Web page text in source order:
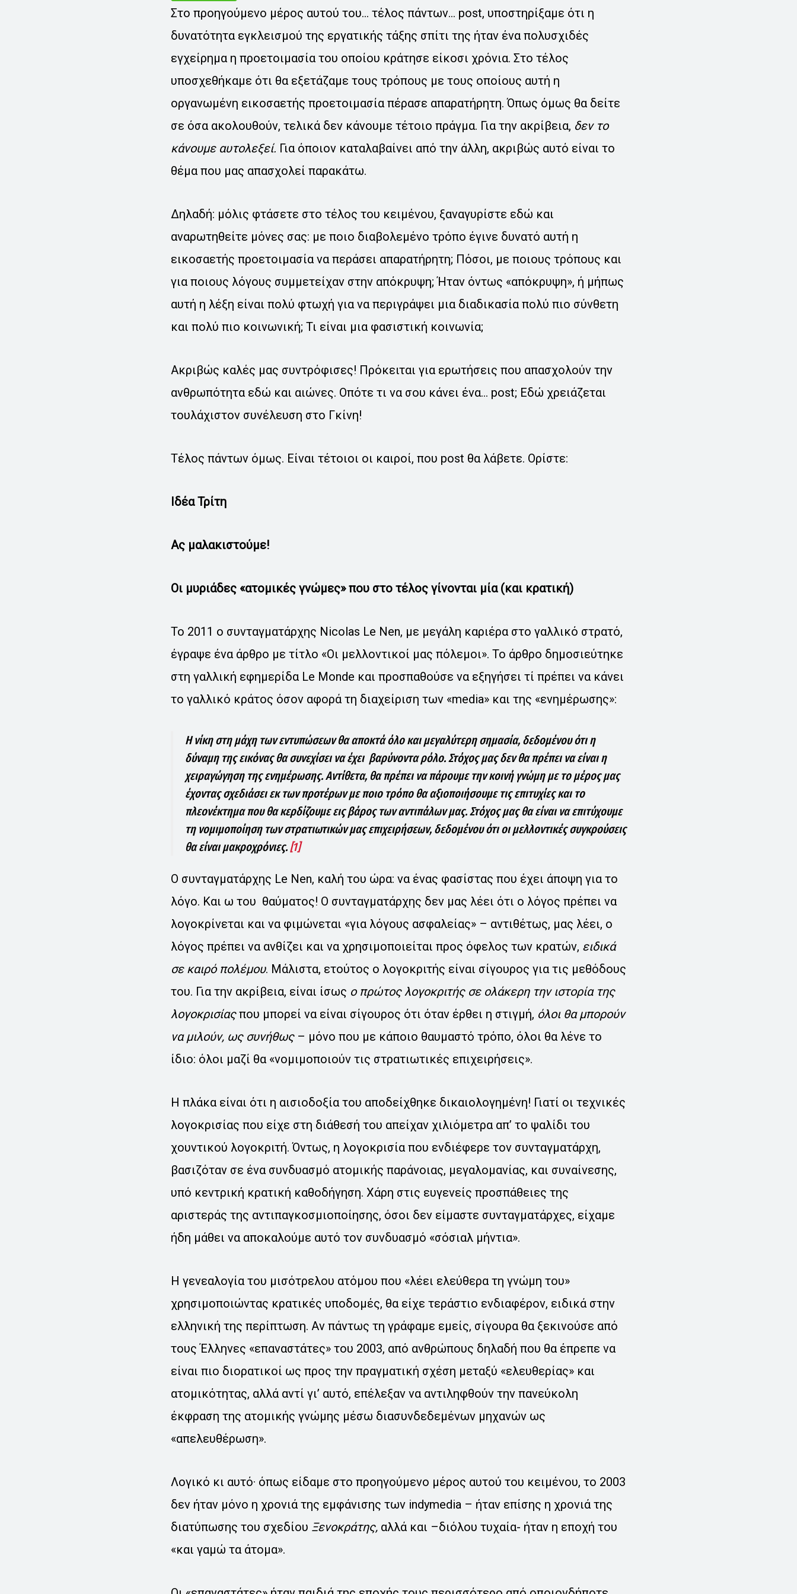
Στο προηγούμενο μέρος αυτού του… τέλος πάντων… post, υποστηρίξαμε ότι η
δυνατότητα εγκλεισμού της εργατικής τάξης σπίτι της ήταν ένα πολυσχιδές
εγχείρημα η προετοιμασία του οποίου κράτησε είκοσι χρόνια. Στο τέλος
υποσχεθήκαμε ότι θα εξετάζαμε τους τρόπους με τους οποίους αυτή η
οργανωμένη εικοσαετής προετοιμασία πέρασε απαρατήρητη. Όπως όμως θα δείτε
σε όσα ακολουθούν, τελικά δεν κάνουμε τέτοιο πράγμα. Για την ακρίβεια, δεν το
κάνουμε αυτολεξεί. Για όποιον καταλαβαίνει από την άλλη, ακριβώς αυτό είναι το
θέμα που μας απασχολεί παρακάτω.
Δηλαδή: μόλις φτάσετε στο τέλος του κειμένου, ξαναγυρίστε εδώ και
αναρωτηθείτε μόνες σας: με ποιο διαβολεμένο τρόπο έγινε δυνατό αυτή η
εικοσαετής προετοιμασία να περάσει απαρατήρητη; Πόσοι, με ποιους τρόπους και
για ποιους λόγους συμμετείχαν στην απόκρυψη; Ήταν όντως «απόκρυψη», ή μήπως
αυτή η λέξη είναι πολύ φτωχή για να περιγράψει μια διαδικασία πολύ πιο σύνθετη
και πολύ πιο κοινωνική; Τι είναι μια φασιστική κοινωνία;
Ακριβώς καλές μας συντρόφισες! Πρόκειται για ερωτήσεις που απασχολούν την
ανθρωπότητα εδώ και αιώνες. Οπότε τι να σου κάνει ένα… post; Εδώ χρειάζεται
τουλάχιστον συνέλευση στο Γκίνη!
Τέλος πάντων όμως. Είναι τέτοιοι οι καιροί, που post θα λάβετε. Ορίστε:
Ιδέα Τρίτη
Ας μαλακιστούμε!
Οι μυριάδες «ατομικές γνώμες» που στο τέλος γίνονται μία (και κρατική)
Το 2011 ο συνταγματάρχης Nicolas Le Nen, με μεγάλη καριέρα στο γαλλικό στρατό,
έγραψε ένα άρθρο με τίτλο «Οι μελλοντικοί μας πόλεμοι». Το άρθρο δημοσιεύτηκε
στη γαλλική εφημερίδα Le Monde και προσπαθούσε να εξηγήσει τί πρέπει να κάνει
το γαλλικό κράτος όσον αφορά τη διαχείριση των «media» και της «ενημέρωσης»:
Η νίκη στη μάχη των εντυπώσεων θα αποκτά όλο και μεγαλύτερη σημασία, δεδομένου ότι η
δύναμη της εικόνας θα συνεχίσει να έχει βαρύνοντα ρόλο. Στόχος μας δεν θα πρέπει να είναι η
χειραγώγηση της ενημέρωσης. Αντίθετα, θα πρέπει να πάρουμε την κοινή γνώμη με το μέρος μας
έχοντας σχεδιάσει εκ των προτέρων με ποιο τρόπο θα αξιοποιήσουμε τις επιτυχίες και το
πλεονέκτημα που θα κερδίζουμε εις βάρος των αντιπάλων μας. Στόχος μας θα είναι να επιτύχουμε
τη νομιμοποίηση των στρατιωτικών μας επιχειρήσεων, δεδομένου ότι οι μελλοντικές συγκρούσεις
θα είναι μακροχρόνιες.[1]
Ο συνταγματάρχης Le Nen, καλή του ώρα: να ένας φασίστας που έχει άποψη για το
λόγο. Και ω του θαύματος! Ο συνταγματάρχης δεν μας λέει ότι ο λόγος πρέπει να
λογοκρίνεται και να φιμώνεται «για λόγους ασφαλείας» – αντιθέτως, μας λέει, ο
λόγος πρέπει να ανθίζει και να χρησιμοποιείται προς όφελος των κρατών, ειδικά
σε καιρό πολέμου. Μάλιστα, ετούτος ο λογοκριτής είναι σίγουρος για τις μεθόδους
του. Για την ακρίβεια, είναι ίσως ο πρώτος λογοκριτής σε ολάκερη την ιστορία της
λογοκρισίαςπου μπορεί να είναι σίγουρος ότι όταν έρθει η στιγμή, όλοι θα μπορούν
να μιλούν, ως συνήθως– μόνο που με κάποιο θαυμαστό τρόπο, όλοι θα λένε το
ίδιο: όλοι μαζί θα «νομιμοποιούν τις στρατιωτικές επιχειρήσεις».
Η πλάκα είναι ότι η αισιοδοξία του αποδείχθηκε δικαιολογημένη! Γιατί οι τεχνικές
λογοκρισίας που είχε στη διάθεσή του απείχαν χιλιόμετρα απ’ το ψαλίδι του
χουντικού λογοκριτή. Όντως, η λογοκρισία που ενδιέφερε τον συνταγματάρχη,
βασιζόταν σε ένα συνδυασμό ατομικής παράνοιας, μεγαλομανίας, και συναίνεσης,
υπό κεντρική κρατική καθοδήγηση. Χάρη στις ευγενείς προσπάθειες της
αριστεράς της αντιπαγκοσμιοποίησης, όσοι δεν είμαστε συνταγματάρχες, είχαμε
ήδη μάθει να αποκαλούμε αυτό τον συνδυασμό «σόσιαλ μήντια».
Η γενεαλογία του μισότρελου ατόμου που «λέει ελεύθερα τη γνώμη του»
χρησιμοποιώντας κρατικές υποδομές, θα είχε τεράστιο ενδιαφέρον, ειδικά στην
ελληνική της περίπτωση. Αν πάντως τη γράφαμε εμείς, σίγουρα θα ξεκινούσε από
τους Έλληνες «επαναστάτες» του 2003, από ανθρώπους δηλαδή που θα έπρεπε να
είναι πιο διορατικοί ως προς την πραγματική σχέση μεταξύ «ελευθερίας» και
ατομικότητας, αλλά αντί γι’ αυτό, επέλεξαν να αντιληφθούν την πανεύκολη
έκφραση της ατομικής γνώμης μέσω διασυνδεδεμένων μηχανών ως
«απελευθέρωση».
Λογικό κι αυτό· όπως είδαμε στο προηγούμενο μέρος αυτού του κειμένου, το 2003
δεν ήταν μόνο η χρονιά της εμφάνισης των indymedia – ήταν επίσης η χρονιά της
διατύπωσης του σχεδίου Ξενοκράτης, αλλά και –διόλου τυχαία- ήταν η εποχή του
«και γαμώ τα άτομα».